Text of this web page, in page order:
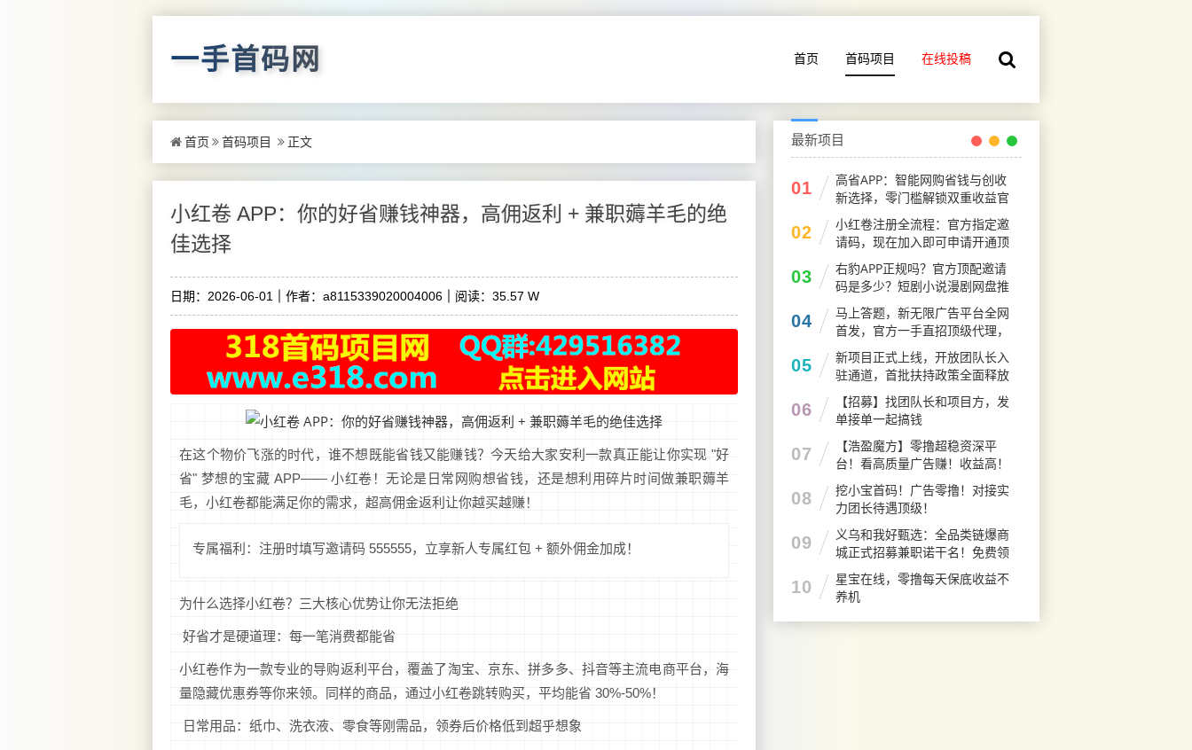
一手首码网 首页 首码项目 在线投稿
首页 首码项目 正文
小红卷 APP：你的好省赚钱神器，高佣返利 + 兼职薅羊毛的绝
佳选择
日期：2026-06-01 作者：a8115339020004006 阅读：35.57 W
在这个物价飞涨的时代，谁不想既能省钱又能赚钱？今天给大家安利一款真正能让你实现 "好
省" 梦想的宝藏 APP—— 小红卷！无论是日常网购想省钱，还是想利用碎片时间做兼职薅羊
毛，小红卷都能满足你的需求，超高佣金返利让你越买越赚！
专属福利：注册时填写邀请码 555555，立享新人专属红包 + 额外佣金加成！
为什么选择小红卷？三大核心优势让你无法拒绝
好省才是硬道理：每一笔消费都能省
小红卷作为一款专业的导购返利平台，覆盖了淘宝、京东、拼多多、抖音等主流电商平台，海
量隐藏优惠券等你来领。同样的商品，通过小红卷跳转购买，平均能省 30%-50%！
日常用品：纸巾、洗衣液、零食等刚需品，领券后价格低到超乎想象
最新项目
01
高省APP：智能网购省钱与创收
新选择，零门槛解锁双重收益官
码
02
小红卷注册全流程：官方指定邀
请码，现在加入即可申请开通顶
级代理V5权限
03
右豹APP正规吗？官方顶配邀请
码是多少？短剧小说漫剧网盘推
广副业怎么做
04
马上答题，新无限广告平台全网
首发，官方一手直招顶级代理，
待遇拉满
05
新项目正式上线，开放团队长入
驻通道，首批扶持政策全面释放
06
【招募】找团队长和项目方，发
单接单一起搞钱
07
【浩盈魔方】零撸超稳资深平
台！看高质量广告赚！收益高！
良心推荐
08
挖小宝首码！广告零撸！对接实
力团长待遇顶级！
09
义乌和我好甄选：全品类链爆商
城正式招募兼职诺干名！免费领
产品！
10
星宝在线，零撸每天保底收益不
养机